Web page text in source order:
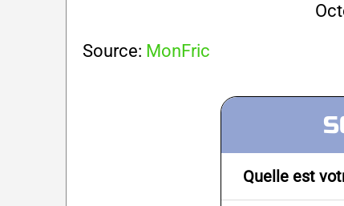
Source: MonFric
Quelle est